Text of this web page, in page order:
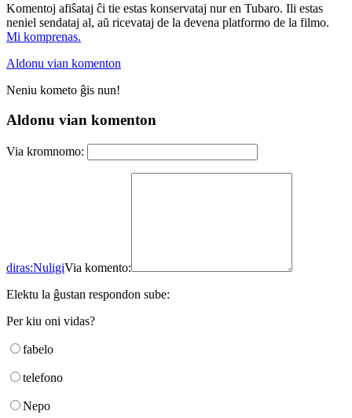
Komentoj afiŝataj ĉi tie estas konservataj nur en Tubaro. Ili estas
neniel sendataj al, aŭ ricevataj de la devena platformo de la filmo.
Mi komprenas.
Aldonu vian komenton
Neniu kometo ĝis nun!
Aldonu vian komenton
Via kromnomo:
diras:NuligiVia komento:
Elektu la ĝustan respondon sube:
Per kiu oni vidas?
fabelo
telefono
Nepo